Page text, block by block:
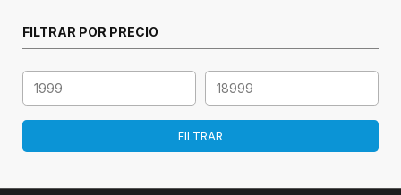
FILTRAR POR PRECIO
FILTRAR